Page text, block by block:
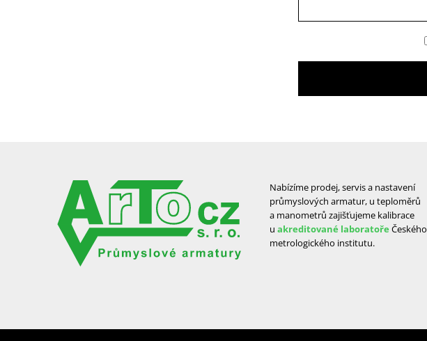
Nabízíme prodej, servis a nastavení
průmyslových armatur, u teploměrů
a manometrů zajišťujeme kalibrace
u akreditované laboratoře Českého
metrologického institutu.